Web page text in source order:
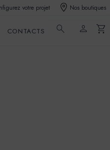
votre projet Nos boutiques
CONTACTS search person shopping_cart